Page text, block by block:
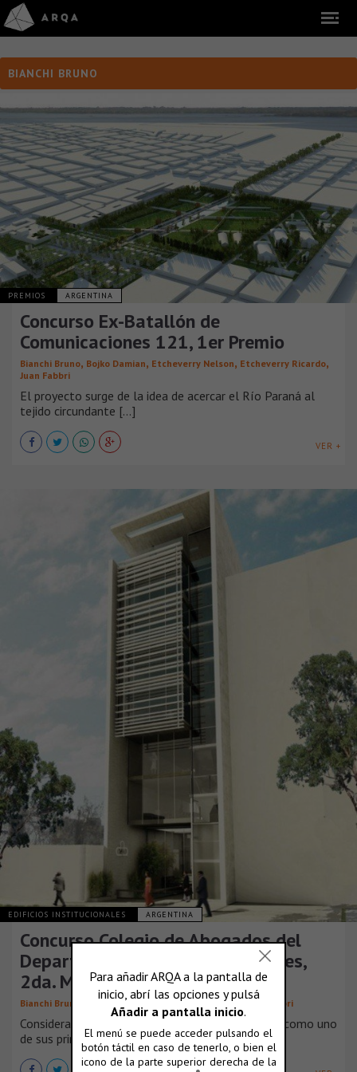
BIANCHI BRUNO
PREMIOS ARGENTINA
Concurso Ex-Batallón de
Comunicaciones 121, 1er Premio
Bianchi Bruno, Bojko Damian, Etcheverry Nelson, Etcheverry Ricardo,
Juan Fabbri
El proyecto surge de la idea de acercar el Río Paraná al
tejido circundante [...]
VER +
EDIFICIOS INSTITUCIONALES ARGENTINA
Concurso Colegio de Abogados del
Departamento Judicial de Quilmes,
2da. Mención
Bianchi Bruno Bojko Damian , Etcheverry Ricardo , Juan Fabbri
Consideramos que la actividad del abogado tiene como uno
de sus principales objetivos proteger y [...]